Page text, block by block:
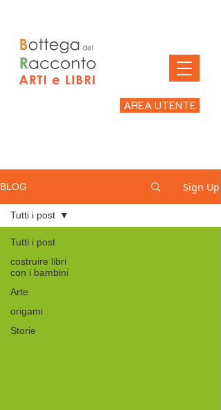
AREA UTENTE
BLOG Sign Up
Tutti i post
costruire libri
con i bambini
Arte
origami
Storie
Tutti i post